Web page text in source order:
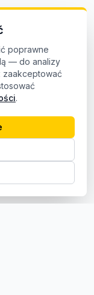
poprawne
— do analizy
zaakceptować
.